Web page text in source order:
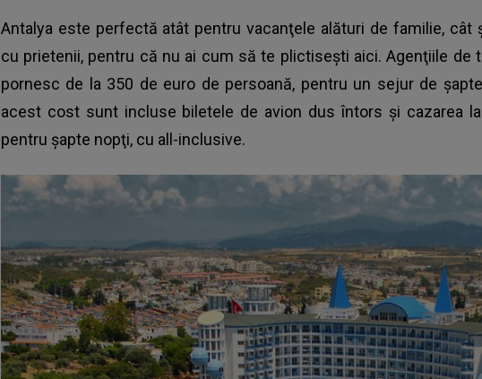
Antalya este perfectă atât pentru vacanţele alături de familie, cât
cu prietenii, pentru că nu ai cum să te plictiseşti aici. Agenţiile de
pornesc de la 350 de euro de persoană, pentru un sejur de
acest cost sunt incluse biletele de avion dus întors şi cazarea
pentru şapte nopţi, cu all-inclusive.